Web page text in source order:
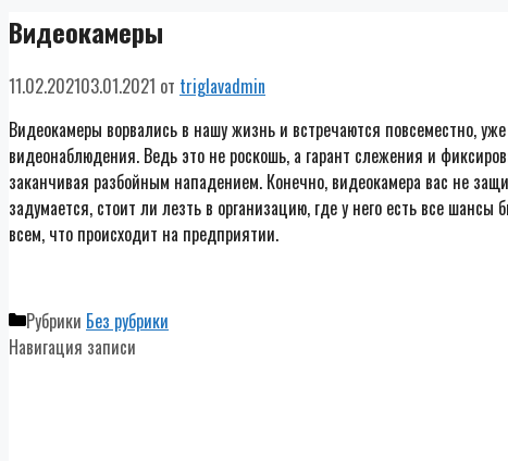
Видеокамеры
11.02.202103.01.2021 от triglavadmin
Видеокамеры ворвались в нашу жизнь и встречаются повсеместно,
видеонаблюдения. Ведь это не роскошь, а гарант слежения и
заканчивая разбойным нападением. Конечно, видеокамера вас не
задумается, стоит ли лезть в организацию, где у него есть все
всем, что происходит на предприятии.
Рубрики Без рубрики
Навигация записи